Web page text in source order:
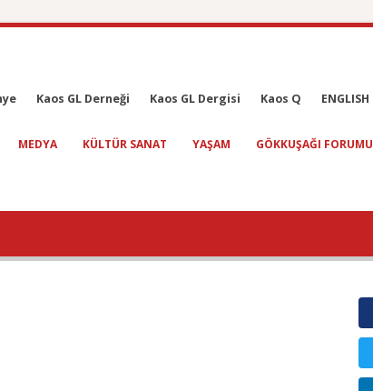
Kaos GL Derneği Kaos GL Dergisi Kaos Q ENGLISH
MEDYA KÜLTÜR SANAT YAŞAM GÖKKUŞAĞI FORUMU